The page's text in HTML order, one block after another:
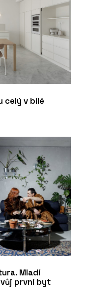
celý v bílé
Mladí
první byt